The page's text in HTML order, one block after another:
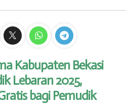
Kabupaten Bekasi
Lebaran 2025,
bagi Pemudik